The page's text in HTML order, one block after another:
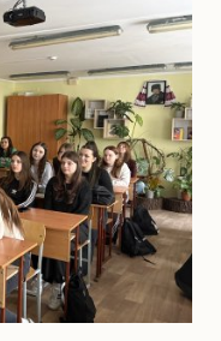
гроші
та
як
працює
місцевий
бюджет"